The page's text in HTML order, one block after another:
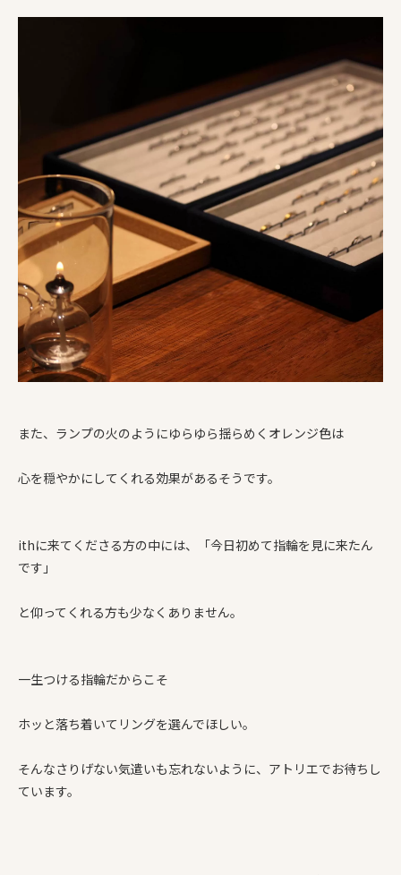
また、ランプの火のようにゆらゆら揺らめくオレンジ色は
心を穏やかにしてくれる効果があるそうです。
ithに来てくださる方の中には、「今日初めて指輪を見に来たん
です」
と仰ってくれる方も少なくありません。
一生つける指輪だからこそ
ホッと落ち着いてリングを選んでほしい。
そんなさりげない気遣いも忘れないように、アトリエでお待ちし
ています。